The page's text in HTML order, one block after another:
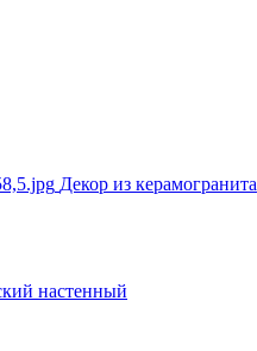
Декор из керамогранита
настенный